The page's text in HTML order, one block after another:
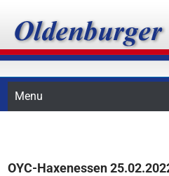
content
Menu
OYC-Haxenessen